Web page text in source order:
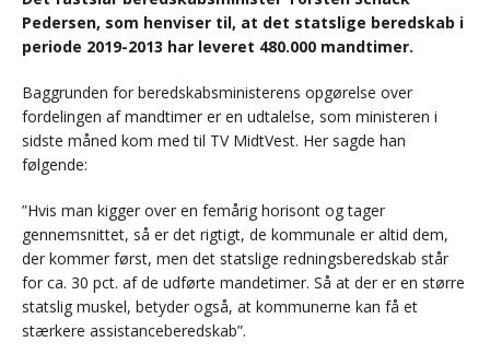
Pedersen, som henviser til, at det statslige beredskab i
periode 2019-2013 har leveret 480.000 mandtimer.
Baggrunden for beredskabsministerens opgørelse over
fordelingen af mandtimer er en udtalelse, som ministeren i
sidste måned kom med til TV MidtVest. Her sagde han
følgende:
”Hvis man kigger over en femårig horisont og tager
gennemsnittet, så er det rigtigt, de kommunale er altid dem,
der kommer først, men det statslige redningsberedskab står
for ca. 30 pct. af de udførte mandetimer. Så at der er en større
statslig muskel, betyder også, at kommunerne kan få et
stærkere assistanceberedskab”.